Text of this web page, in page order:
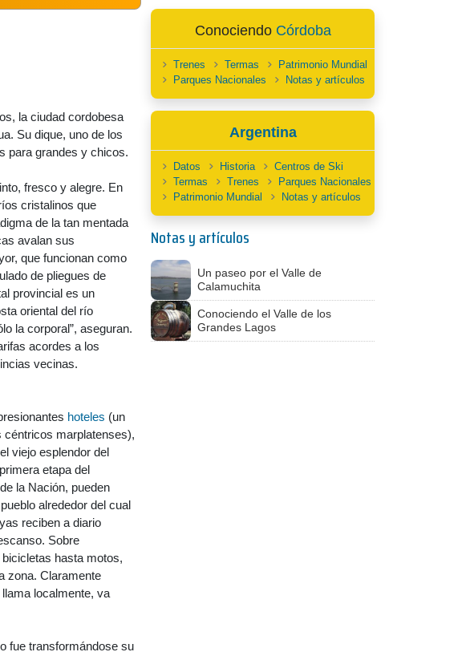
la ciudad cordobesa
Su dique, uno de los
para grandes y chicos.
fresco y alegre. En
cristalinos que
de la tan mentada
avalan sus
que funcionan como
de pliegues de
provincial es un
oriental del río
la corporal”, aseguran.
acordes a los
vecinas.
hoteles (un
marplatenses),
viejo esplendor del
etapa del
la Nación, pueden
alrededor del cual
reciben a diario
Sobre
hasta motos,
zona. Claramente
llama localmente, va
fue transformándose su
Conociendo Córdoba
Trenes Termas
Patrimonio Mundial
Parques Nacionales
Notas y artículos
Argentina
Datos Historia
Centros de Ski
Termas
Trenes
Parques Nacionales
Patrimonio Mundial
Notas y artículos
Notas y artículos
Un paseo por el Valle de
Calamuchita
Conociendo el Valle de los
Grandes Lagos